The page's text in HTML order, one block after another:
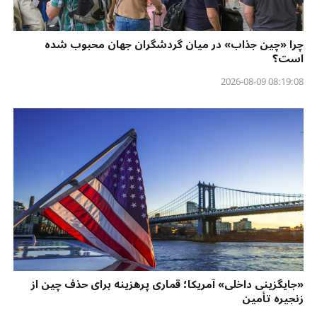
چرا «چین جذاب» در میان گردشگران جهان محبوب شده
است؟
08:19:08 2026-08-09
«جایگزینی داخلی» آمریکا؛ قماری پرهزینه برای حذف چین از
زنجیره تأمین